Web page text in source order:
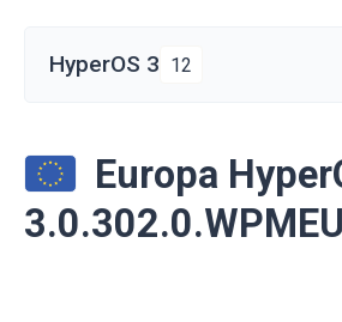
HyperOS 3 12
Europa